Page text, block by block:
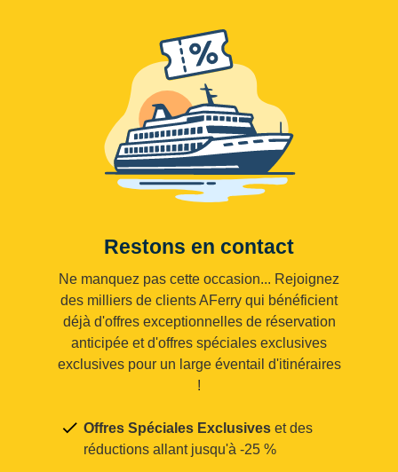
Restons en contact
Ne manquez pas cette occasion... Rejoignez
des milliers de clients AFerry qui bénéficient
déjà d'offres exceptionnelles de réservation
anticipée et d'offres spéciales exclusives
exclusives pour un large éventail d'itinéraires
!
Offres Spéciales Exclusives et des
réductions allant jusqu'à -25 %